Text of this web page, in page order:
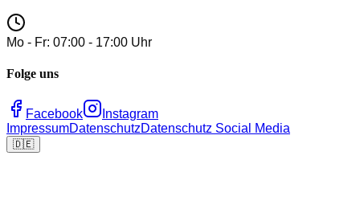
Mo - Fr: 07:00 - 17:00 Uhr
Folge uns
Facebook
Instagram
ImpressumDatenschutzDatenschutz Social Media
🇩🇪